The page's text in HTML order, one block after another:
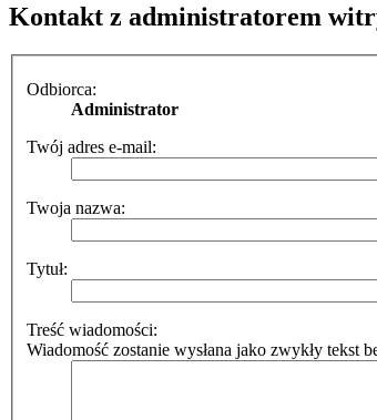
Kontakt z administratorem
Odbiorca:
Administrator
Twój adres e-mail:
Twoja nazwa:
Tytuł:
Treść wiadomości:
Wiadomość zostanie wysłana jako zwykły